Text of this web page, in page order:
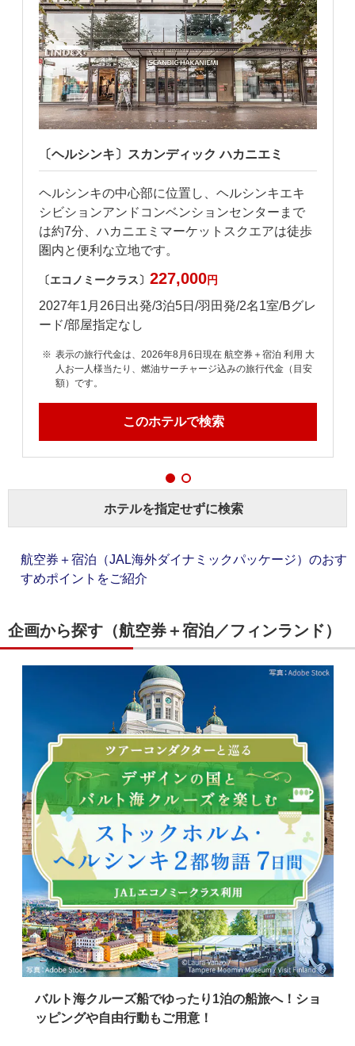
〔ヘルシンキ〕スカンディック ハカニエミ
ヘルシンキの中心部に位置し、ヘルシンキエキ
シビションアンドコンベンションセンターまで
は約7分、ハカニエミマーケットスクエアは徒歩
圏内と便利な立地です。
〔エコノミークラス〕 227,000円
2027年1月26日出発/3泊5日/羽田発/2名1室/Bグレ
ード/部屋指定なし
表示の旅行代金は、2026年8月6日現在 航空券＋宿泊 利用 大
人お一人様当たり、燃油サーチャージ込みの旅行代金（目安
額）です。
このホテルで検索
ホテルを指定せずに検索
航空券＋宿泊（JAL海外ダイナミックパッケージ）のおす
すめポイントをご紹介
企画から探す（航空券＋宿泊／フィンランド）
バルト海クルーズ船でゆったり1泊の船旅へ！ショ
ッピングや自由行動もご用意！